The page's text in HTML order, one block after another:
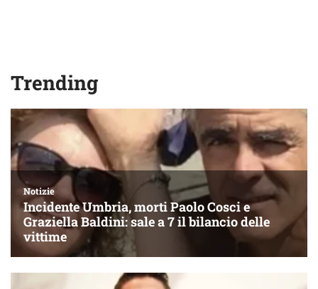
Trending